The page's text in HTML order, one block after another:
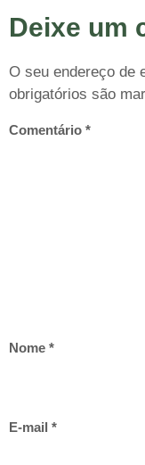
Deixe um
O seu endereço de
obrigatórios são
Comentário *
Nome *
E-mail *